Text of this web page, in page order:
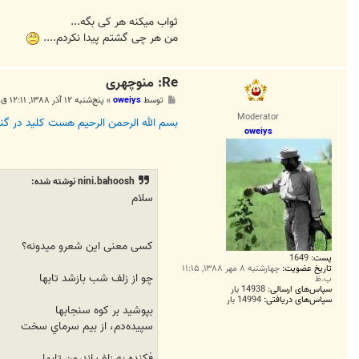
ثواب میکنه هر کی بگه...
من هر چی گشتم پیدا نکردم....
Moderator
oweiys
پست: 1649
تاریخ عضویت: چهارشنبه ۸ مهر ۱۳۸۸, ۱۱:۱۵
ب.ظ
سپاس‌های ارسالی: 14938 بار
سپاس‌های دریافتی: 14994 بار
Re: منوچهری
ت
توسطoweiys
» پنج‌شنبه ۱۲ آذر ۱۳۸۸, ۱۲:۱۱ ق.ظ
بسم الله الرحمن الرحيم هست کليد در
nini.bahoosh نوشته شده:
سلام
کسی معنی این شعرو میدونه؟
چو از زلف شب بازشد تابها
بپوشيد بر کوه سنجابها
سپيده‌دم، از بيم سرماي سخت